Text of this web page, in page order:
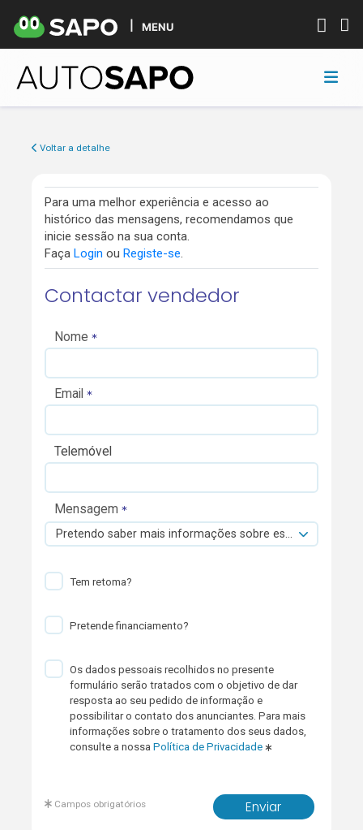
MENU
Voltar a detalhe
Para uma melhor experiência e acesso ao
histórico das mensagens, recomendamos que
inicie sessão na sua conta.
Faça Login ou Registe-se.
Contactar vendedor
Nome
Email
Telemóvel
Mensagem
Pretendo saber mais informações sobre esta viatura.
Tem retoma?
Pretende financiamento?
Os dados pessoais recolhidos no presente
formulário serão tratados com o objetivo de dar
resposta ao seu pedido de informação e
possibilitar o contato dos anunciantes. Para mais
informações sobre o tratamento dos seus dados,
consulte a nossaPolítica de Privacidade
Enviar
Campos obrigatórios